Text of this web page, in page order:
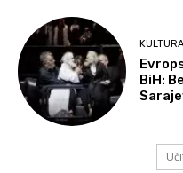
KULTURA
BiH: